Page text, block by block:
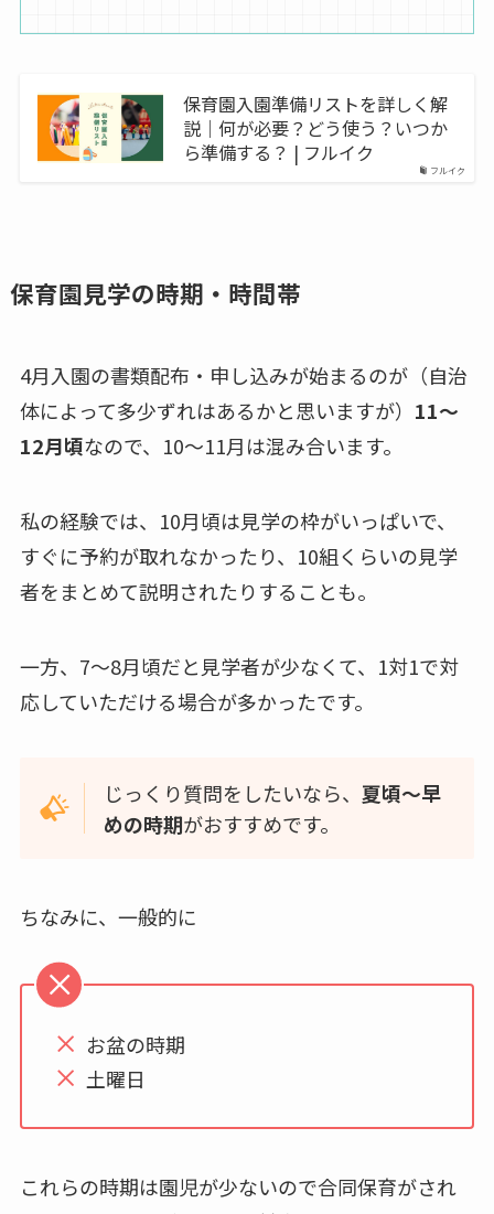
フルイク
保育園入園準備リストを詳しく解
説｜何が必要？どう使う？いつか
ら準備する？ | フルイク
保育園見学の時期・時間帯
4月入園の書類配布・申し込みが始まるのが（自治
体によって多少ずれはあるかと思いますが） 11～
12月頃なので、 10～11月は混み合います。
私の経験では、10月頃は見学の枠がいっぱいで、
すぐに予約が取れなかったり、10組くらいの見学
者をまとめて説明されたりすることも。
一方、7～8月頃だと見学者が少なくて、1対1で対
応していただける場合が多かったです。
じっくり質問をしたいなら、夏頃～早
めの時期がおすすめです。
ちなみに、一般的に
お盆の時期
土曜日
これらの時期は園児が少ないので合同保育がされ